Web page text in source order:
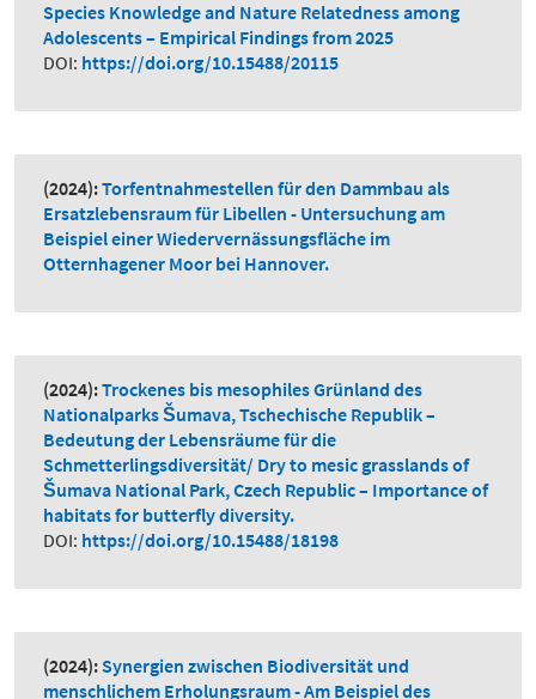
Species Knowledge and Nature Relatedness among
Adolescents – Empirical Findings from 2025
DOI: https://doi.org/10.15488/20115
(2024):Torfentnahmestellen für den Dammbau als
Ersatzlebensraum für Libellen - Untersuchung am
Beispiel einer Wiedervernässungsfläche im
Otternhagener Moor bei Hannover.
(2024):Trockenes bis mesophiles Grünland des
Nationalparks Šumava, Tschechische Republik –
Bedeutung der Lebensräume für die
Schmetterlingsdiversität/ Dry to mesic grasslands of
Šumava National Park, Czech Republic – Importance of
habitats for butterfly diversity.
DOI: https://doi.org/10.15488/18198
(2024):Synergien zwischen Biodiversität und
menschlichem Erholungsraum - Am Beispiel des